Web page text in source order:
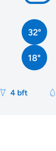
32°
18°
4 bft